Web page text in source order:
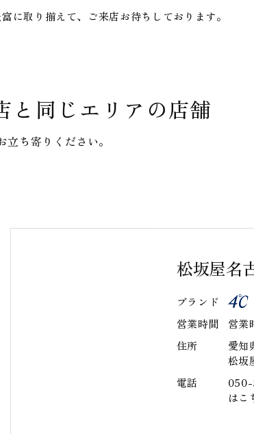
に取り揃えて、ご来店お待ちしております。
と 同じエリアの店舗
ち寄りください。
松坂屋名
ブランド
営業時間
営業
住所
愛知
松坂
電話
はこ